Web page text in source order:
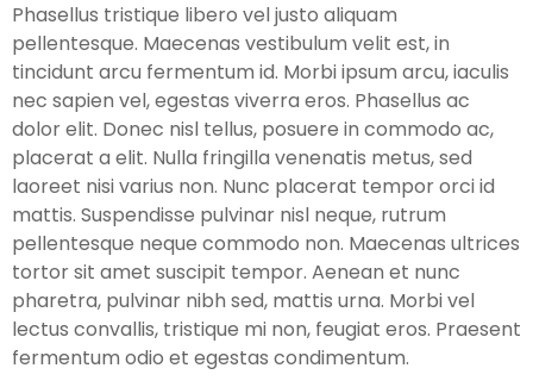
Phasellus tristique libero vel justo aliquam
pellentesque. Maecenas vestibulum velit est, in
tincidunt arcu fermentum id. Morbi ipsum arcu, iaculis
nec sapien vel, egestas viverra eros. Phasellus ac
dolor elit. Donec nisl tellus, posuere in commodo ac,
placerat a elit. Nulla fringilla venenatis metus, sed
laoreet nisi varius non. Nunc placerat tempor orci id
mattis. Suspendisse pulvinar nisl neque, rutrum
pellentesque neque commodo non. Maecenas ultrices
tortor sit amet suscipit tempor. Aenean et nunc
pharetra, pulvinar nibh sed, mattis urna. Morbi vel
lectus convallis, tristique mi non, feugiat eros. Praesent
fermentum odio et egestas condimentum.